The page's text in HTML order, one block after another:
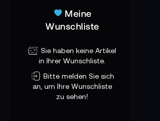
Meine
Wunschliste
Sie haben keine Artikel
in Ihrer Wunschliste.
Bitte melden Sie sich
an, um Ihre Wunschliste
zu sehen!